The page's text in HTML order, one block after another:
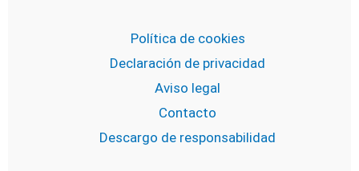
Política de cookies
Declaración de privacidad
Aviso legal
Contacto
Descargo de responsabilidad